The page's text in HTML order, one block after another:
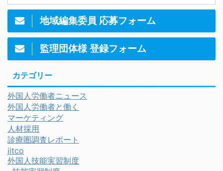
地域編集委員 応募フォーム
監理団体様 登録フォーム
カテゴリー
外国人労働者ニュース
外国人労働者と働く
マーケティング
人材採用
診療圏調査レポート
jitco
外国人技能実習制度